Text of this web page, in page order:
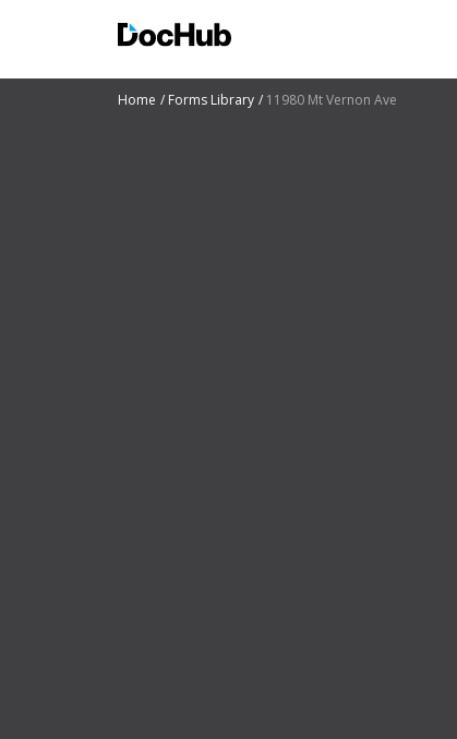
Home Forms Library 11980 Mt Vernon Ave